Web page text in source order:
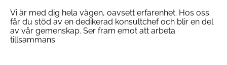
Vi är med dig hela vägen, oavsett erfarenhet. Hos oss
får du stöd av en dedikerad konsultchef och blir en del
av vår gemenskap. Ser fram emot att arbeta
tillsammans.